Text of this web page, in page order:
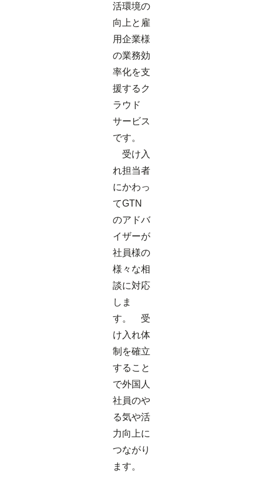
活環境の
向上と雇
用企業様
の業務効
率化を支
援するク
ラウド
サービス
です。
受け入
れ担当者
にかわっ
てGTN
のアドバ
イザーが
社員様の
様々な相
談に対応
しま
す。 受
け入れ体
制を確立
すること
で外国人
社員のや
る気や活
力向上に
つながり
ます。